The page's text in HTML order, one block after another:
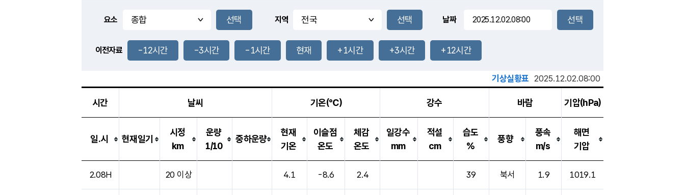
풍도
1.5m/s -mm
-mm
장호원
30.4
℃
-
31.6℃
2.0m/s
-mm
-mm
요소 지역 날짜
이전자료 -12시간 -3시간 -1시간 현재 +1시간 +3시간 +12시간
기상실황표 2025.12.02.08:00
시간 날씨 기온(℃) 강수 바람 기압(hPa)
일.시 현재일기
시정
km
운량
1/10
중하운량
현재
기온
이슬점
온도
체감
온도
일강수
mm
적설
cm
습도
%
풍향
풍속
m/s
해면
기압
2.08H 20 이상 4.1 -8.6 2.4 39 북서 1.9 1019.1